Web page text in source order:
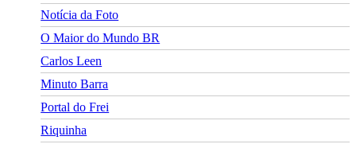
Notícia da Foto
O Maior do Mundo BR
Carlos Leen
Minuto Barra
Portal do Frei
Riquinha